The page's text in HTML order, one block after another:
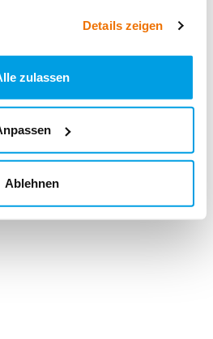
Details zeigen
zulassen
Ablehnen